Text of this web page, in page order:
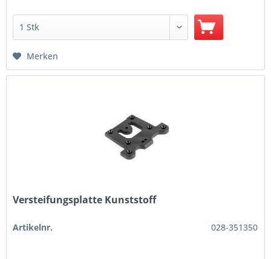
Merken
Versteifungsplatte Kunststoff
Artikelnr. 028-351350